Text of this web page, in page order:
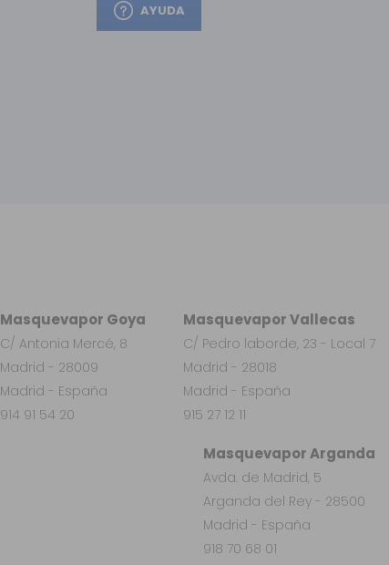
AYUDA
Masquevapor Arganda
Avda. de Madrid, 5
Arganda del Rey - 28500
Madrid - España
918 70 68 01
Masquevapor Vallecas
C/ Pedro laborde, 23 - Local 7
Madrid - 28018
Madrid - España
915 27 12 11
Masquevapor Goya
C/ Antonia Mercé, 8
Madrid - 28009
Madrid - España
914 91 54 20